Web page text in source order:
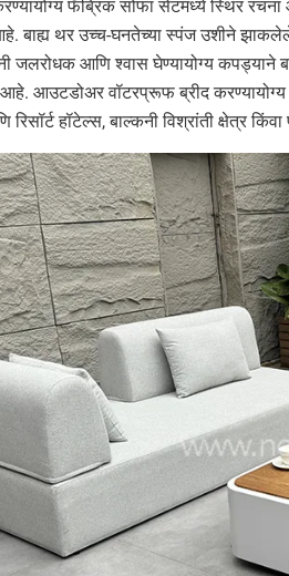
फॅब्रिक सोफा सेटमध्ये स्थिर
आहे. बाह्य थर उच्च-घनतेच्या स्पंज
जलरोधक आणि श्वास घेण्यायोग्य
आउटडोअर वॉटरप्रूफ ब्रीद
हॉटेल्स, बाल्कनी विश्रांती क्षेत्र